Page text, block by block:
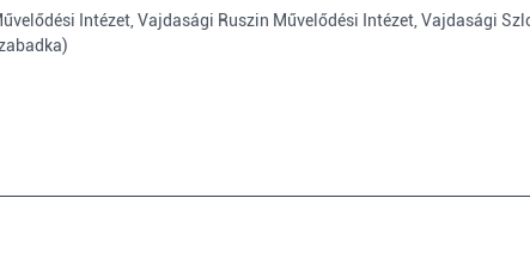
Intézet, Vajdasági Ruszin Művelődési Intézet, Vajdasági